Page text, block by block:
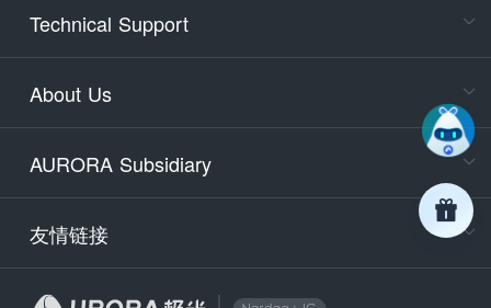
Technical Support
About Us
AURORA Subsidiary
友情链接
days)
9:30-
Email